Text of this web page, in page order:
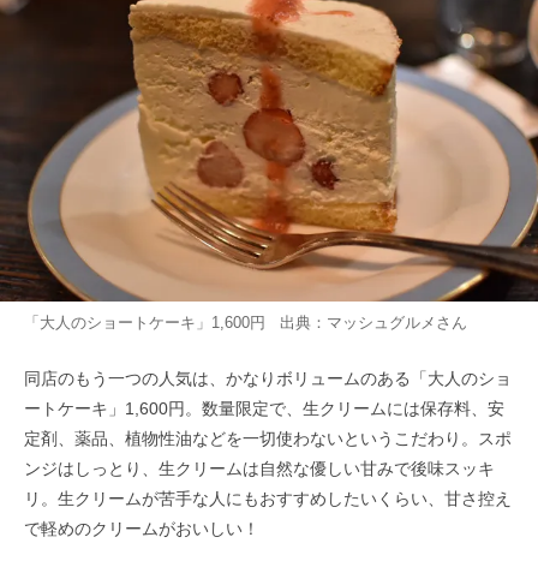
「大人のショートケーキ」1,600円 出典： マッシュグルメ さん
同店のもう一つの人気は、かなりボリュームのある「大人のショ
ートケーキ」1,600円。数量限定で、生クリームには保存料、安
定剤、薬品、植物性油などを一切使わないというこだわり。スポ
ンジはしっとり、生クリームは自然な優しい甘みで後味スッキ
リ。生クリームが苦手な人にもおすすめしたいくらい、甘さ控え
で軽めのクリームがおいしい！